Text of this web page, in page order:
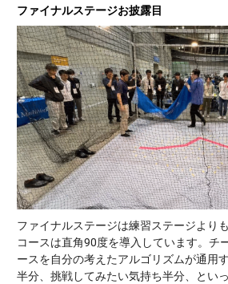
ファイナルステージお披露目
ファイナルステージは練習ステージより
コースは直角90度を導入しています。チ
ースを自分の考えたアルゴリズムが通用
半分、挑戦してみたい気持ち半分、とい